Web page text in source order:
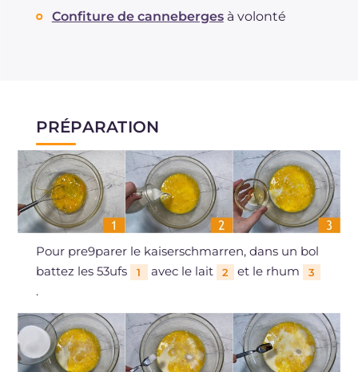
Confiture de canneberges à volonté
PRÉPARATION
Pour pre9parer le kaiserschmarren, dans un bol
battez les 53ufs
1 avec le lait 2 et le rhum 3
.